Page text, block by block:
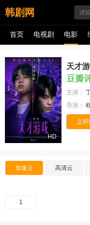
韩剧网
首页 电视剧 电影
HD
天才
豆瓣
主演：
导演：
立即
加速云 高清云
1